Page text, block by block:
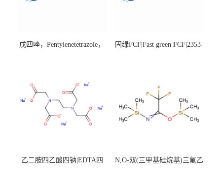
戊四唑，Pentylenetetrazole，
固绿FCF|Fast green FCF|2353-
乙二胺四乙酸四钠|EDTA四
N,O-双(三甲基硅烷基)三氟乙